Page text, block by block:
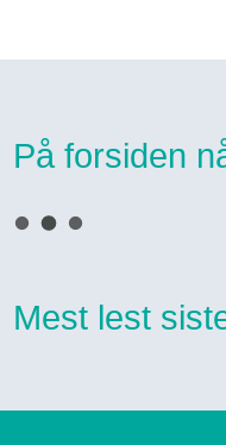
På forsiden
Mest lest